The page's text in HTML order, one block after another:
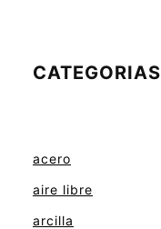
CATEGORIAS
acero
aire libre
arcilla